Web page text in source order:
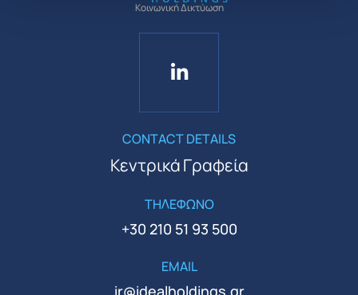
Κοινωνική Δικτύωση
CONTACT DETAILS
Κεντρικά Γραφεία
ΤΗΛΕΦΩΝΟ
+30 210 51 93 500
EMAIL